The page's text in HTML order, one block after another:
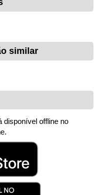
similar
disponível offline no